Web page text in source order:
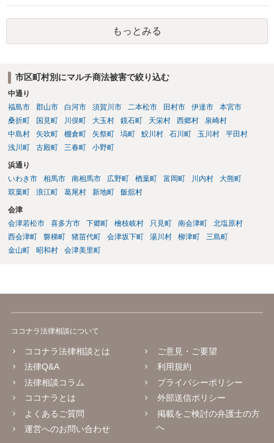
もっとみる
市区町村別にマルチ商法被害で絞り込む
中通り
福島市
郡山市 白河市 須賀川市 二本松市 田村市 伊達市
本宮市
桑折町
国見町 川俣町 大玉村 鏡石町 天栄村 西郷村
泉崎村
中島村
矢吹町 棚倉町 矢祭町 塙町 鮫川村 石川町 玉川村
平田村
浅川町
古殿町 三春町 小野町
浜通り
いわき市
相馬市 南相馬市 広野町 楢葉町 富岡町 川内村
大熊町
双葉町
浪江町 葛尾村 新地町 飯舘村
会津
会津若松市
喜多方市 下郷町 檜枝岐村 只見町 南会津町
北塩原村
西会津町
磐梯町 猪苗代町 会津坂下町 湯川村 柳津町
三島町
金山町
昭和村 会津美里町
ココナラ法律相談について
ココナラ法律相談とは
法律Q&A
法律相談コラム
ココナラとは
よくあるご質問
運営へのお問い合わせ
ご意見・ご要望
利用規約
プライバシーポリシー
外部送信ポリシー
掲載をご検討の弁護士の方
へ